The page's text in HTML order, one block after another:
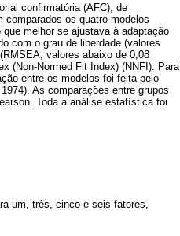
confirmatória (AFC), de
comparados os quatro modelos
melhor se ajustava à adaptação
com o grau de liberdade (valores
valores abaixo de 0,08
(Non-Normed Fit Index) (NNFI). Para
entre os modelos foi feita pelo
As comparações entre grupos
Toda a análise estatística foi
um, três, cinco e seis fatores,